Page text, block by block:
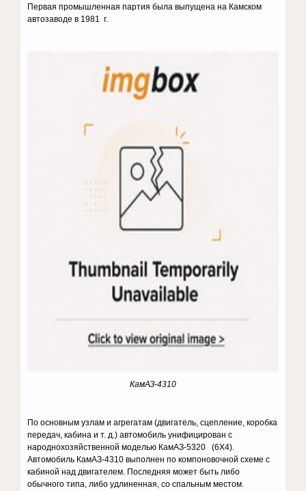
Первая промышленная партия была выпущена на Камском
автозаводе в 1981 г.
КамАЗ-4310
По основным узлам и агрегатам (двигатель, сцепление, коробка
передач, кабина и т. д.) автомобиль унифицирован с
народнохозяйственной моделью КамАЗ-5320 (6X4).
Автомобиль КамАЗ-4310 выполнен по компоновочной схеме с
кабиной над двигателем. Последняя может быть либо
обычного типа, либо удлиненная, со спальным местом.